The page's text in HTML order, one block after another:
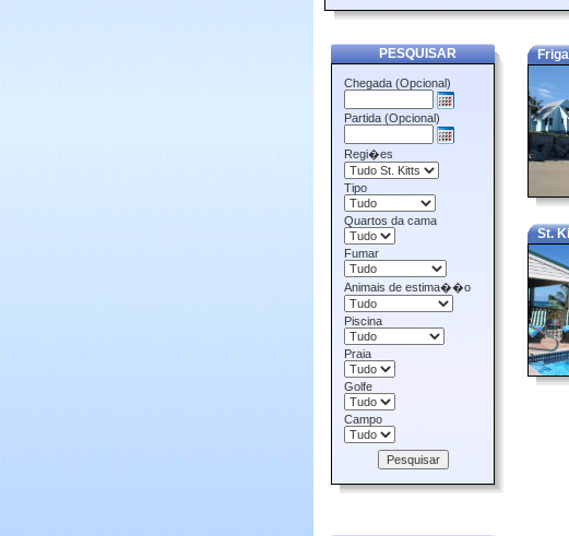
PESQUISAR
Chegada (Opcional)
Partida (Opcional)
Regi�es
Tipo
Quartos da cama
Fumar
Animais de estima��o
Piscina
Praia
Golfe
Campo
St.